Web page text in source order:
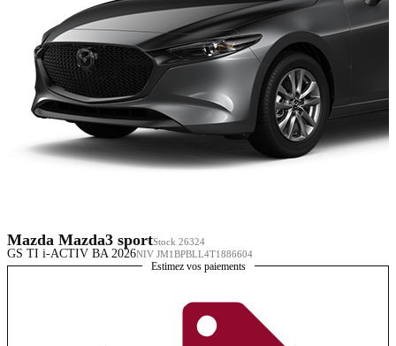
Mazda Mazda3 sportStock 26324
GS TI i-ACTIV BA 2026NIV JM1BPBLL4T1886604
Estimez vos paiements